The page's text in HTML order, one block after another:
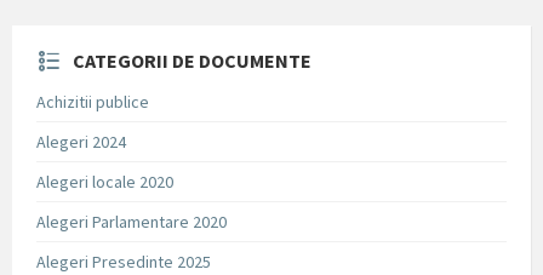
CATEGORII DE DOCUMENTE
Achizitii publice
Alegeri 2024
Alegeri locale 2020
Alegeri Parlamentare 2020
Alegeri Presedinte 2025